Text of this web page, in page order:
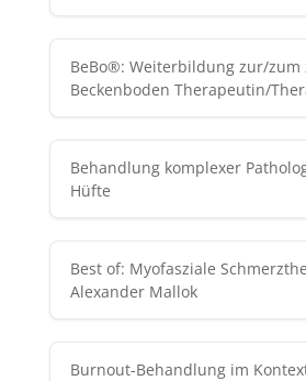
BeBo®: Weiterbildung zur/
Beckenboden Therapeutin/
Behandlung komplexer
Hüfte
Best of: Myofasziale
Alexander Mallok
Burnout-Behandlung im